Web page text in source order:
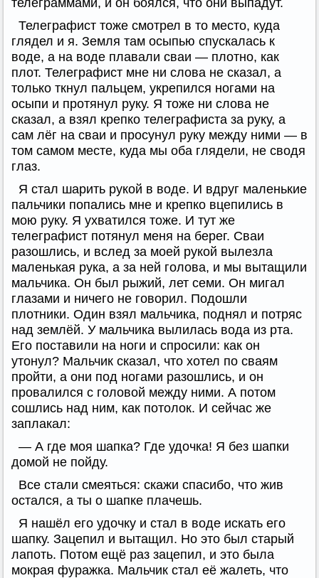
телеграммами, и он боялся, что они выпадут.
Телеграфист тоже смотрел в то место, куда
глядел и я. Земля там осыпью спускалась к
воде, а на воде плавали сваи — плотно, как
плот. Телеграфист мне ни слова не сказал, а
только ткнул пальцем, укрепился ногами на
осыпи и протянул руку. Я тоже ни слова не
сказал, а взял крепко телеграфиста за руку, а
сам лёг на сваи и просунул руку между ними — в
том самом месте, куда мы оба глядели, не сводя
глаз.
Я стал шарить рукой в воде. И вдруг маленькие
пальчики попались мне и крепко вцепились в
мою руку. Я ухватился тоже. И тут же
телеграфист потянул меня на берег. Сваи
разошлись, и вслед за моей рукой вылезла
маленькая рука, а за ней голова, и мы вытащили
мальчика. Он был рыжий, лет семи. Он мигал
глазами и ничего не говорил. Подошли
плотники. Один взял мальчика, поднял и потряс
над землёй. У мальчика вылилась вода из рта.
Его поставили на ноги и спросили: как он
утонул? Мальчик сказал, что хотел по сваям
пройти, а они под ногами разошлись, и он
провалился с головой между ними. А потом
сошлись над ним, как потолок. И сейчас же
заплакал:
— А где моя шапка? Где удочка! Я без шапки
домой не пойду.
Все стали смеяться: скажи спасибо, что жив
остался, а ты о шапке плачешь.
Я нашёл его удочку и стал в воде искать его
шапку. Зацепил и вытащил. Но это был старый
лапоть. Потом ещё раз зацепил, и это была
мокрая фуражка. Мальчик стал её жалеть, что